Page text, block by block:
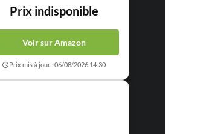
Prix indisponible
Voir sur Amazon
Prix mis à jour : 06/08/2026 14:30